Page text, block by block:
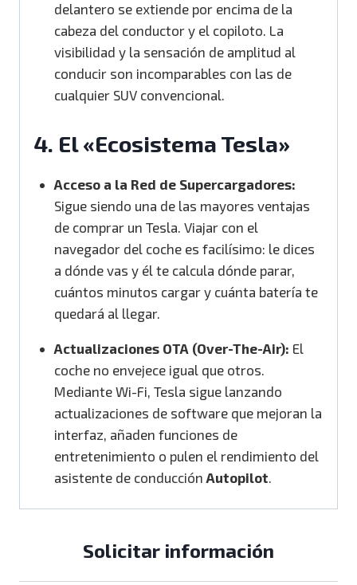
delantero se extiende por encima de la
cabeza del conductor y el copiloto. La
visibilidad y la sensación de amplitud al
conducir son incomparables con las de
cualquier SUV convencional.
4. El «Ecosistema Tesla»
Acceso a la Red de Supercargadores:
Sigue siendo una de las mayores ventajas
de comprar un Tesla. Viajar con el
navegador del coche es facilísimo: le dices
a dónde vas y él te calcula dónde parar,
cuántos minutos cargar y cuánta batería te
quedará al llegar.
Actualizaciones OTA (Over-The-Air): El
coche no envejece igual que otros.
Mediante Wi-Fi, Tesla sigue lanzando
actualizaciones de software que mejoran la
interfaz, añaden funciones de
entretenimiento o pulen el rendimiento del
asistente de conducción Autopilot
Solicitar información